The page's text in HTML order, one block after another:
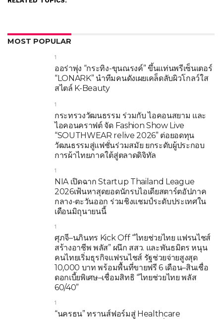
MOST POPULAR
1
ออร่าพุ่ง “กระทิง-ขุนณรงค์” ขึ้นแท่นพรีเซ็นเตอร์
“LONARK” นำทีมคนดังเผยเคล็ดลับผิวโกลว์ใส
สไตล์ K-Beauty
1
กระทรวงวัฒนธรรม ร่วมกับ ไอคอนสยาม และ
ไอคอนคราฟต์ จัด Fashion Show Live
“SOUTHWEAR relive 2026” ต่อยอดทุน
วัฒนธรรมสู่แฟชั่นร่วมสมัย ยกระดับผู้ประกอบ
การผ้าไทยภาคใต้สู่ตลาดดิจิทัล
1
NIA เปิดฉาก Startup Thailand League
2026เฟ้นหาสุดยอดนักรบไอเดียสตาร์ตอัปภาค
กลาง-ตะวันออก ร่วมชิงแชมป์ระดับประเทศใน
เดือนมิถุนายนนี้
1
ศุภจี–นภินทร Kick Off “ไทยช่วยไทย แฟรนไชส์
สร้างอาชีพ พลัส” ผนึก สสว. และพันธมิตร หนุน
คนไทยเริ่มธุรกิจแฟรนไชส์ รัฐช่วยจ่ายสูงสุด
10,000 บาท พร้อมพื้นที่ขายฟรี 6 เดือน–สินเชื่อ
ดอกเบี้ยพิเศษ–เชื่อมสิทธิ “ไทยช่วยไทย พลัส
60/40”
1
“นครธน” ทรานส์ฟอร์มสู่ Healthcare